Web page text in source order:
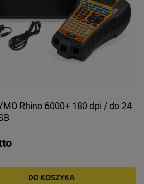
Rhino 6000+ 180 dpi / do 24
DO KOSZYKA